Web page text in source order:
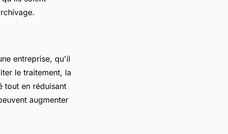
entreprise, qu'il
le traitement, la
tout en réduisant
augmenter